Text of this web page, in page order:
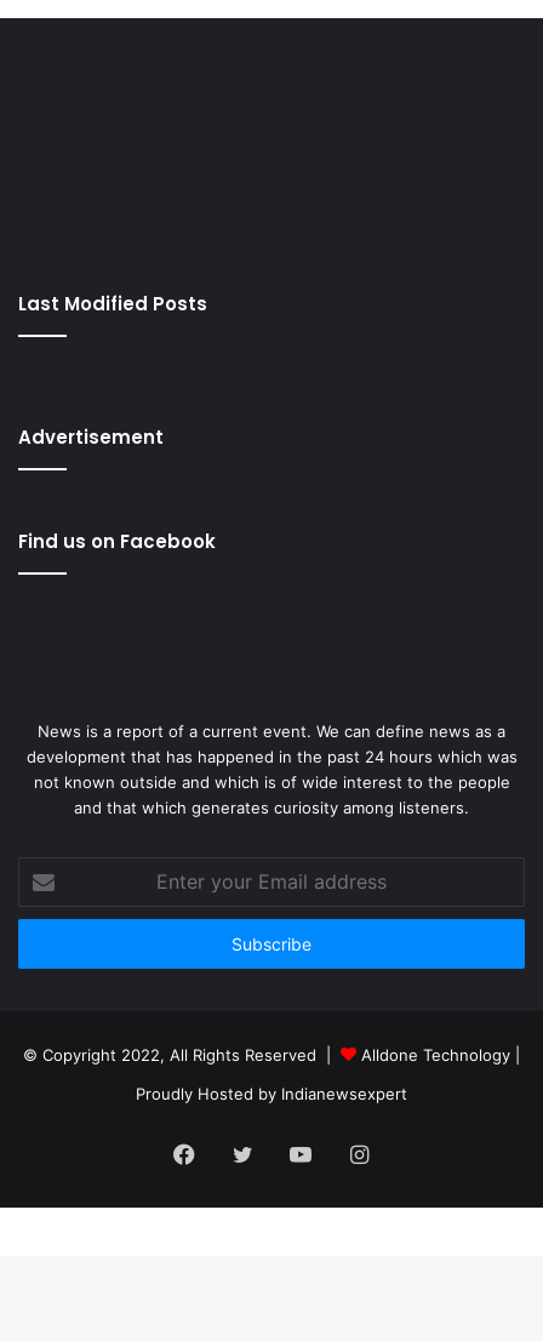
Last Modified Posts
Advertisement
Find us on Facebook
News is a report of a current event. We can define news as a
development that has happened in the past 24 hours which was
not known outside and which is of wide interest to the people
and that which generates curiosity among listeners.
your
Email
© Copyright 2022, All Rights Reserved | Alldone Technology
Proudly Hosted by Indianewsexpert
Facebook
Twitter YouTubeInstagram